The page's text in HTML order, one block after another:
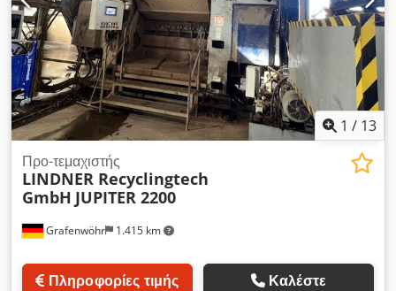
ΕΞΟΠΛΙΣΜΟΣ Πίνακας ελέγχου, συμπεριλαμβανομένου
καλωδίου 5 μ Αυτόματη εκκίνηση αστέρα-τριγώνου
1 / 13
Grafenwöhr 1.415 km
Προ-τεμαχιστής
LINDNER Recyclingtech
GmbH JUPITER 2200
Πληροφορίες τιμής Καλέστε